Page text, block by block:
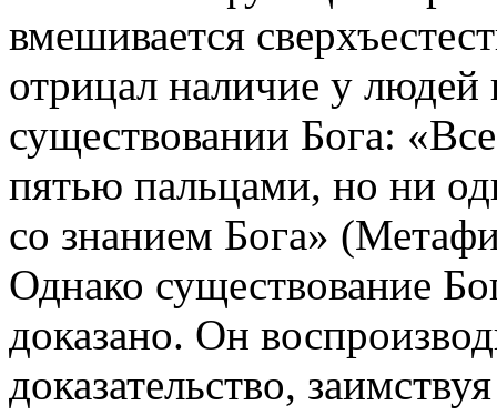
вмешивается
отрицал наличие у
существовании Бога:
пятью пальцами, но ни
со знанием Бога»
Однако существование
доказано. Он
доказательство,